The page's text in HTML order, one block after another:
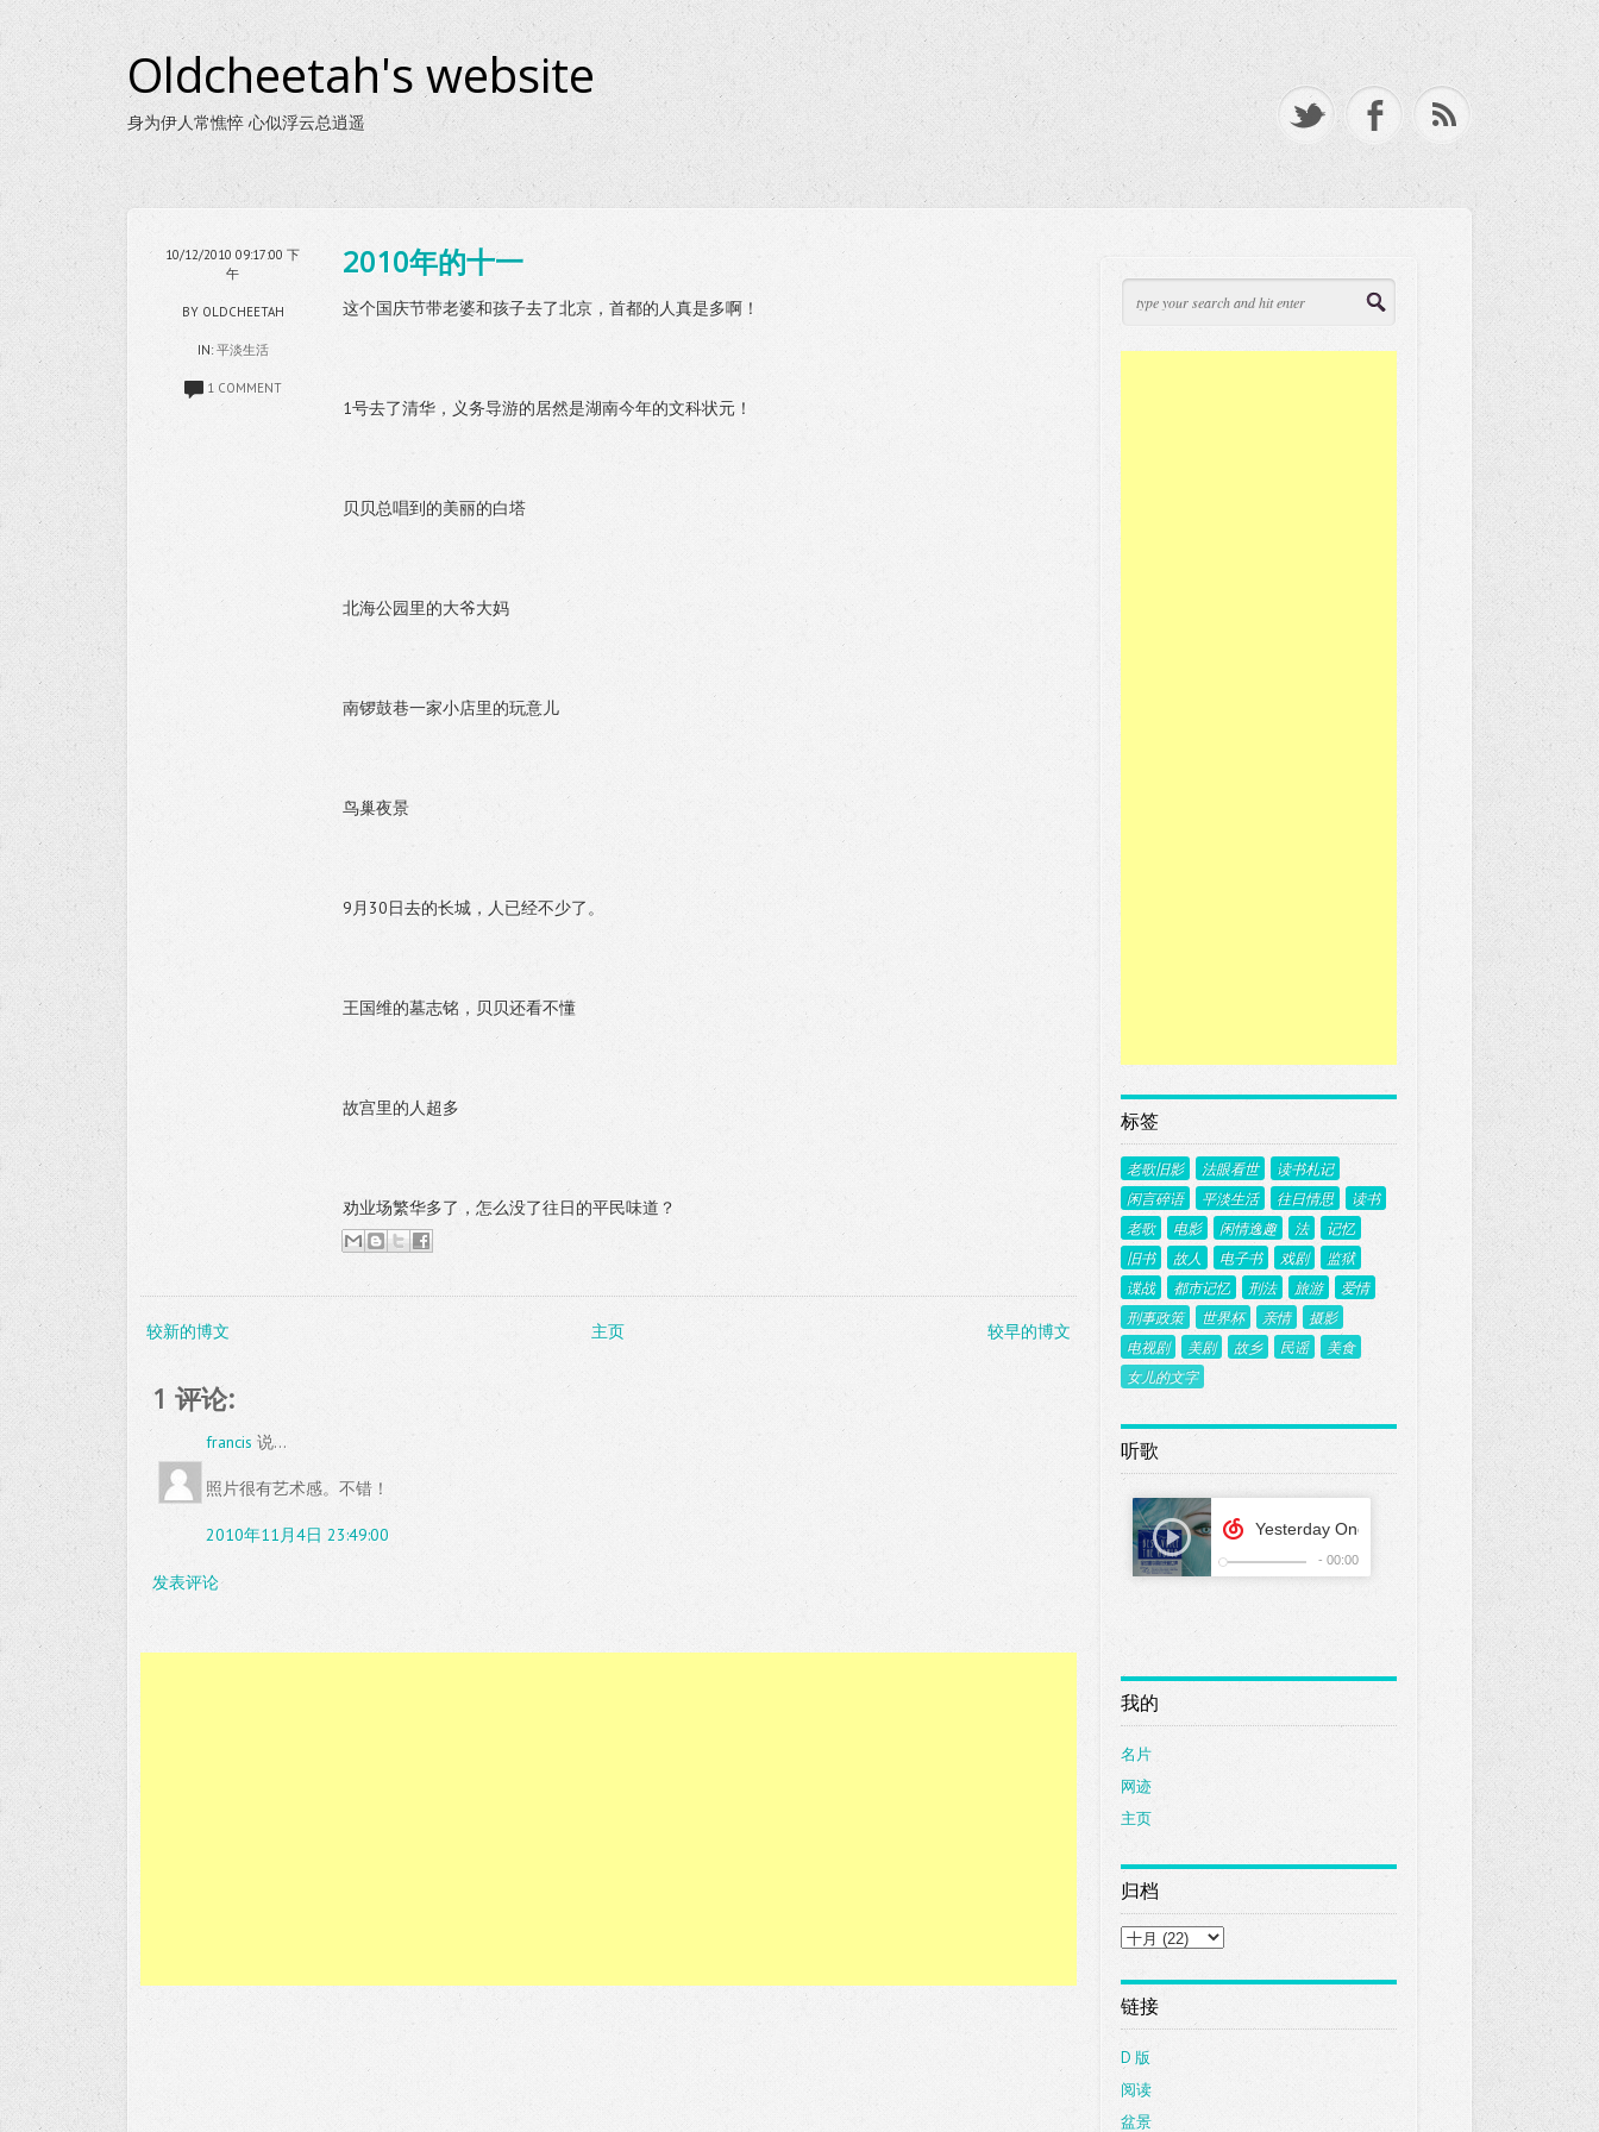
Oldcheetah's website
身为伊人常憔悴 心似浮云总逍遥
10/12/2010 09:17:00 下
午
BY OLDCHEETAH
IN: 平淡生活
1 COMMENT
2010年的十一
这个国庆节带老婆和孩子去了北京，首都的人真是多啊！
1号去了清华，义务导游的居然是湖南今年的文科状元！
贝贝总唱到的美丽的白塔
北海公园里的大爷大妈
南锣鼓巷一家小店里的玩意儿
鸟巢夜景
9月30日去的长城，人已经不少了。
王国维的墓志铭，贝贝还看不懂
故宫里的人超多
劝业场繁华多了，怎么没了往日的平民味道？
较新的博文 较早的博文
主页
1 评论:
francis 说...
照片很有艺术感。不错！
2010年11月4日 23:49:00
发表评论
标签
老歌旧影 法眼看世
读书札记
闲言碎语
平淡生活 往日情思
读书
老歌
电影 闲情逸趣 法
记忆
旧书
故人 电子书 戏剧
监狱
谍战
都市记忆 刑法 旅游
爱情
刑事政策
世界杯 亲情
摄影
电视剧
美剧 故乡 民谣
美食
女儿的文字
听歌
我的
名片
网迹
主页
归档
链接
D 版
阅读
盆景